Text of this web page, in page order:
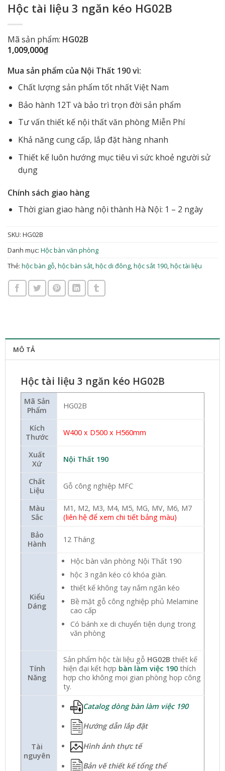
Hộc tài liệu 3 ngăn kéo HG02B
Mã sản phẩm: HG02B
1,009,000₫
Mua sản phẩm của Nội Thất 190 vì:
Chất lượng sản phẩm tốt nhất Việt Nam
Bảo hành 12T và bảo trì trọn đời sản phẩm
Tư vấn thiết kế nội thất văn phòng Miễn Phí
Khả năng cung cấp, lắp đặt hàng nhanh
Thiết kế luôn hướng mục tiêu vì sức khoẻ người sử
dụng
Chính sách giao hàng
Thời gian giao hàng nội thành Hà Nội: 1 – 2 ngày
SKU: HG02B
Danh mục: Hộc bàn văn phòng
Thẻ: hộc bàn gỗ,hộc bàn sắt,hộc di đông,hộc sắt 190,hộc tài liệu
MÔ TẢ
Hộc tài liệu 3 ngăn kéo HG02B
Mã Sản
Phẩm
HG02B
Kích
Thước
W400 x D500 x H560mm
Xuất
Xứ
Nội Thất 190
Chất
Liệu
Gỗ công nghiệp MFC
Màu
Sắc
M1, M2, M3, M4, M5, MG, MV, M6, M7
(liên hệ để xem chi tiết bảng màu)
Bảo
Hành
12 Tháng
Kiểu
Dáng
Hộc bàn văn phòng Nội Thất 190
hộc 3 ngăn kéo có khóa giàn.
thiết kế không tay nắm ngăn kéo
Bề mặt gỗ công nghiệp phủ Melamine
cao cấp
Có bánh xe di chuyển tiện dụng trong
văn phòng
Tính
Năng
Sản phẩm hộc tài liệu gỗ HG02B thiết kế
hiện đại kết hợp bàn làm việc 190 thích
hợp cho không mọi gian phòng họp công
ty.
Tài
nguyên
Catalog dòng bàn làm việc 190
Hướng dẫn lắp đặt
Hình ảnh thực tế
Bản vẽ thiết kế tổng thể